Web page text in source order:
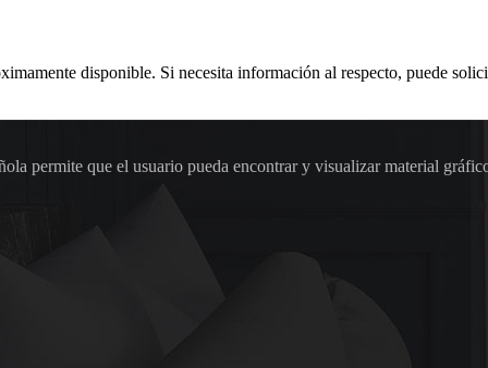
disponible. Si necesita información al respecto, puede
permite que el usuario pueda encontrar y visualizar material